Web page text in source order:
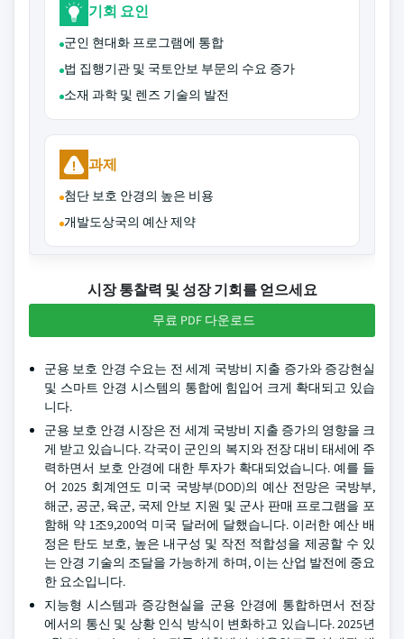
기회 요인
군인 현대화 프로그램에 통합
법 집행기관 및 국토안보 부문의 수요 증가
소재 과학 및 렌즈 기술의 발전
과제
첨단 보호 안경의 높은 비용
개발도상국의 예산 제약
시장 통찰력 및 성장 기회를 얻으세요
무료 PDF 다운로드
군용 보호 안경 수요는 전 세계 국방비 지출 증가와 증강현실
및 스마트 안경 시스템의 통합에 힘입어 크게 확대되고 있습
니다.
군용 보호 안경 시장은 전 세계 국방비 지출 증가의 영향을 크
게 받고 있습니다. 각국이 군인의 복지와 전장 대비 태세에 주
력하면서 보호 안경에 대한 투자가 확대되었습니다. 예를 들
어 2025 회계연도 미국 국방부(DOD)의 예산 전망은 국방부,
해군, 공군, 육군, 국제 안보 지원 및 군사 판매 프로그램을 포
함해 약 1조9,200억 미국 달러에 달했습니다. 이러한 예산 배
정은 탄도 보호, 높은 내구성 및 작전 적합성을 제공할 수 있
는 안경 기술의 조달을 가능하게 하며, 이는 산업 발전에 중요
한 요소입니다.
지능형 시스템과 증강현실을 군용 안경에 통합하면서 전장
에서의 통신 및 상황 인식 방식이 변화하고 있습니다. 2025년